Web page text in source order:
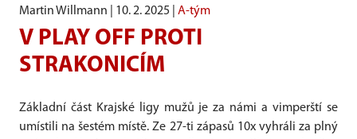
Martin Willmann | 10. 2. 2025 A-tým
V PLAY OFF PROTI
STRAKONICÍM
Základní část Krajské ligy mužů je za námi a vimperští se
umístili na šestém místě. Ze 27-ti zápasů 10x vyhráli za plný